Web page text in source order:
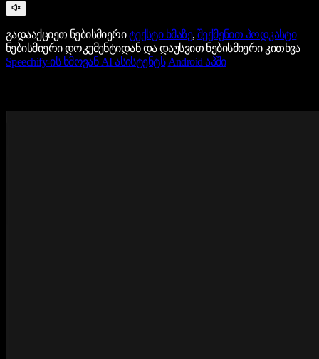
გადააქციეთ ნებისმიერიტექსტი ხმაზე, შექმენით პოდკასტი
ნებისმიერი დოკუმენტიდან და დაუსვით ნებისმიერი კითხვა
Speechify-ის ხმოვან AI ასისტენტს Android აპში